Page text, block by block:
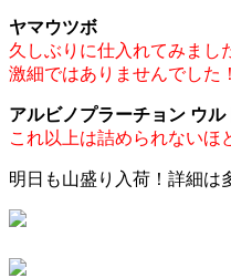
ヤマウツボ
久しぶりに仕入れてみまし
激細ではありませんでした
アルビノプラーチョン ウル
これ以上は詰められないほ
明日も山盛り入荷！詳細は